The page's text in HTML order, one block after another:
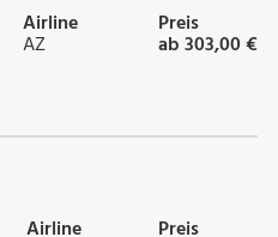
Airline
AZ
Preis
ab 303,00 €
Airline Preis